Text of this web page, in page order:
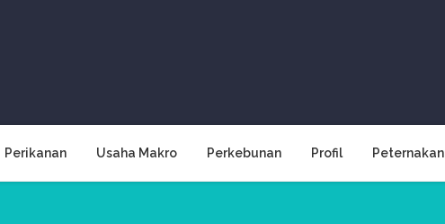
Perikanan Usaha Makro Perkebunan Profil Peternakan